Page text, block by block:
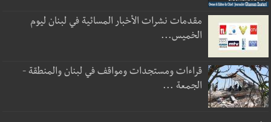
مقدمات نشرات الأخبار المسائية في لبنان ليوم
الخميس...
قراءات ومستجدات ومواقف في لبنان والمنطقة -
الجمعة ...